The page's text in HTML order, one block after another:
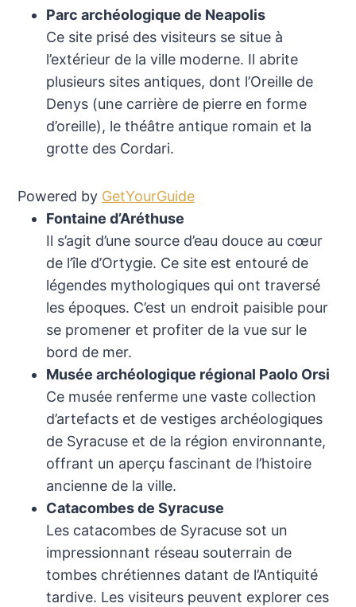
Parc archéologique de Neapolis
Ce site prisé des visiteurs se situe à
l’extérieur de la ville moderne. Il abrite
plusieurs sites antiques, dont l’Oreille de
Denys (une carrière de pierre en forme
d’oreille), le théâtre antique romain et la
grotte des Cordari.
Powered by GetYourGuide
Fontaine d’Aréthuse
Il s’agit d’une source d’eau douce au cœur
de l’île d’Ortygie. Ce site est entouré de
légendes mythologiques qui ont traversé
les époques. C’est un endroit paisible pour
se promener et profiter de la vue sur le
bord de mer.
Musée archéologique régional Paolo Orsi
Ce musée renferme une vaste collection
d’artefacts et de vestiges archéologiques
de Syracuse et de la région environnante,
offrant un aperçu fascinant de l’histoire
ancienne de la ville.
Catacombes de Syracuse
Les catacombes de Syracuse sot un
impressionnant réseau souterrain de
tombes chrétiennes datant de l’Antiquité
tardive. Les visiteurs peuvent explorer ces